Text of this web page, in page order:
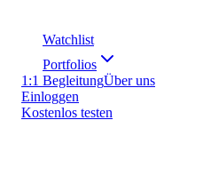
Watchlist
Portfolios
1:1 BegleitungÜber uns
Einloggen
Kostenlos testen